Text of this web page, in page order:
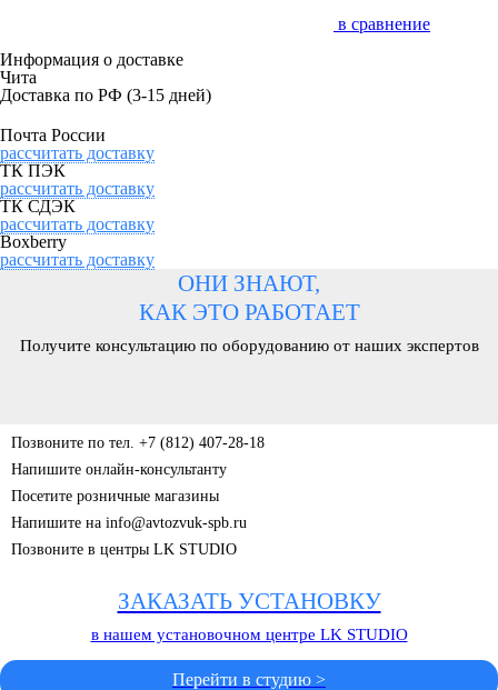
в сравнение
Информация о доставке
Чита
Доставка по РФ (3-15 дней)
Почта России
рассчитать доставку
ТК ПЭК
рассчитать доставку
ТК СДЭК
рассчитать доставку
Boxberry
рассчитать доставку
ОНИ ЗНАЮТ,
КАК ЭТО РАБОТАЕТ
Получите консультацию по оборудованию от наших экспертов
Позвоните по тел. +7 (812) 407-28-18
Напишите онлайн-консультанту
Посетите розничные магазины
Напишите на info@avtozvuk-spb.ru
Позвоните в центры LK STUDIO
ЗАКАЗАТЬ УСТАНОВКУ
в нашем установочном центре LK STUDIO
Перейти в студию >